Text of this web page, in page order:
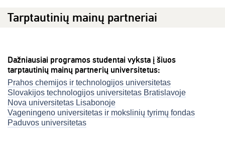
Tarptautinių mainų partneriai
Dažniausiai programos studentai vyksta į šiuos
tarptautinių mainų partnerių universitetus:
Prahos chemijos ir technologijos universitetas
Slovakijos technologijos universitetas Bratislavoje
Nova universitetas Lisabonoje
Vageningeno universitetas ir mokslinių tyrimų fondas
Paduvos universitetas